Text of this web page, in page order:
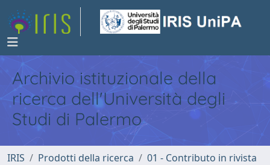
Archivio istituzionale della
ricerca dell'Università degli
Studi di Palermo
IRIS Prodotti della ricerca
01 - Contributo in rivista